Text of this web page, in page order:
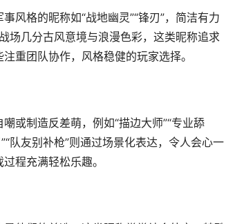
风格的昵称如“战地幽灵”“锋刃”，简洁有力
场几分古风意境与浪漫色彩，这类昵称追求
重团队协作，风格稳健的玩家选择。
或制造反差萌，例如“描边大师”“专业舔
队友别补枪”则通过场景化表达，令人会心一
程充满轻松乐趣。